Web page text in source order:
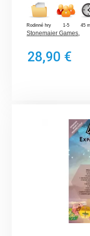
Rodinné hry 1-5 45
Stonemaier Games
28,90 €